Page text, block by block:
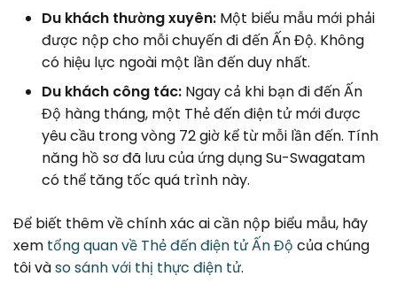
Du khách thường xuyên: Một biểu mẫu mới phải
được nộp cho mỗi chuyến đi đến Ấn Độ. Không
có hiệu lực ngoài một lần đến duy nhất.
Du khách công tác: Ngay cả khi bạn đi đến Ấn
Độ hàng tháng, một Thẻ đến điện tử mới được
yêu cầu trong vòng 72 giờ kể từ mỗi lần đến. Tính
năng hồ sơ đã lưu của ứng dụng Su-Swagatam
có thể tăng tốc quá trình này.
Để biết thêm về chính xác ai cần nộp biểu mẫu, hãy
xem tổng quan về Thẻ đến điện tử Ấn Độ của chúng
tôi vàso sánh với thị thực điện tử.